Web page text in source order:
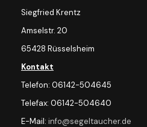
Siegfried Krentz
Amselstr. 20
65428 Rüsselsheim
Kontakt
Telefon: 06142-504645
Telefax: 06142-504640
E-Mail: info@segeltaucher.de